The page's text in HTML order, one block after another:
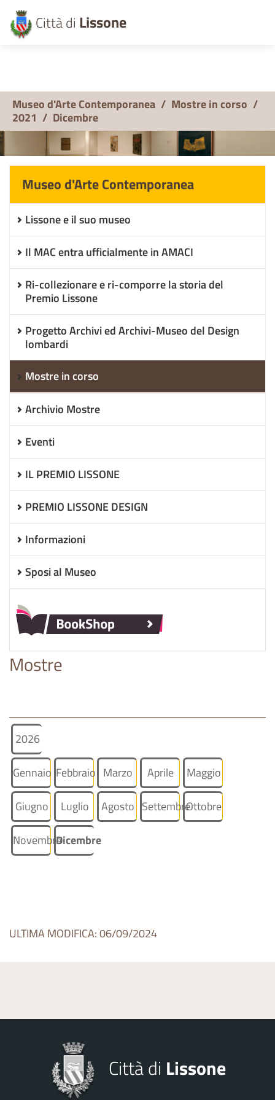
Città di Lissone
Museo d'Arte Contemporanea / Mostre in corso /
2021 / Dicembre
Museo d'Arte Contemporanea
Lissone e il suo museo
Il MAC entra ufficialmente in AMACI
Ri-collezionare e ri-comporre la storia del
Premio Lissone
Progetto Archivi ed Archivi-Museo del Design
lombardi
Mostre in corso
Archivio Mostre
Eventi
IL PREMIO LISSONE
PREMIO LISSONE DESIGN
Informazioni
Sposi al Museo
Mostre
2026
Gennaio Febbraio Marzo Aprile Maggio
Giugno Luglio Agosto SettembreOttobre
NovembreDicembre
ULTIMA MODIFICA: 06/09/2024
Città di Lissone